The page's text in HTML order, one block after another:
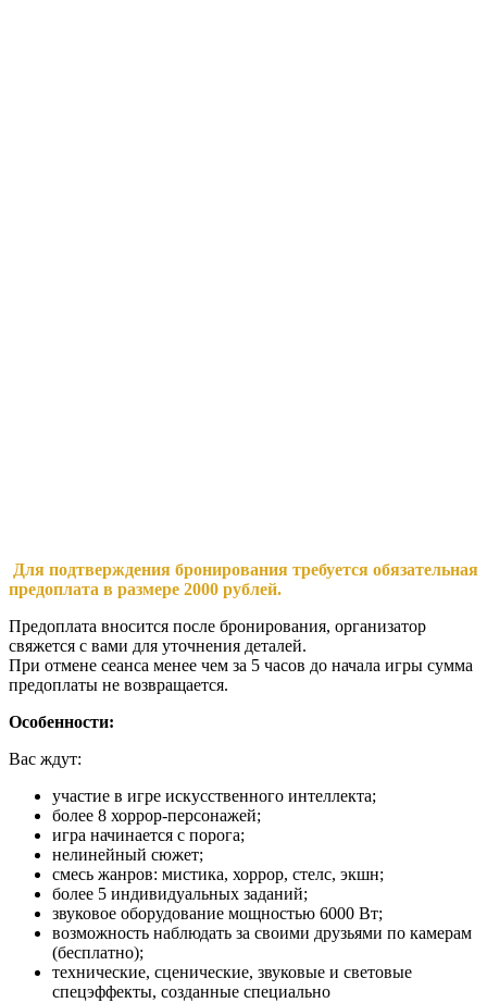
Для подтверждения бронирования требуется обязательная
предоплата в размере 2000 рублей.
Предоплата вносится после бронирования, организатор
свяжется с вами для уточнения деталей.
При отмене сеанса менее чем за 5 часов до начала игры сумма
предоплаты не возвращается.
Особенности:
Вас ждут:
участие в игре искусственного интеллекта;
более 8 хоррор-персонажей;
игра начинается с порога;
нелинейный сюжет;
смесь жанров: мистика, хоррор, стелс, экшн;
более 5 индивидуальных заданий;
звуковое оборудование мощностью 6000 Вт;
возможность наблюдать за своими друзьями по камерам
(бесплатно);
технические, сценические, звуковые и световые
спецэффекты, созданные специально